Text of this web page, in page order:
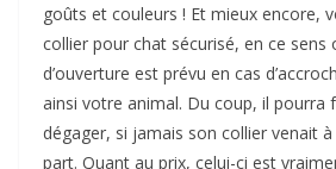
goûts et couleurs ! Et mieux encore,
collier pour chat sécurisé, en ce sens
d’ouverture est prévu en cas
ainsi votre animal. Du coup, il pourra
dégager, si jamais son collier venait
part. Quant au prix, celui-ci est